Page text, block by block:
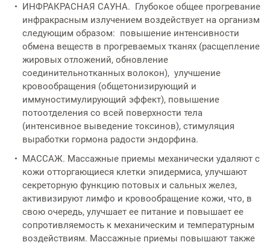
ИНФРАКРАСНАЯ САУНА. Глубокое общее прогревание
инфракрасным излучением воздействует на организм
следующим образом: повышение интенсивности
обмена веществ в прогреваемых тканях (расщепление
жировых отложений, обновление
соединительнотканных волокон), улучшение
кровообращения (общетонизирующий и
иммуностимулирующий эффект), повышение
потоотделения со всей поверхности тела
(интенсивное выведение токсинов), стимуляция
выработки гормона радости эндорфина.
МАССАЖ. Массажные приемы механически удаляют с
кожи отторгающиеся клетки эпидермиса, улучшают
секреторную функцию потовых и сальных желез,
активизируют лимфо и кровообращение кожи, что, в
свою очередь, улучшает ее питание и повышает ее
сопротивляемость к механическим и температурным
воздействиям. Массажные приемы повышают также